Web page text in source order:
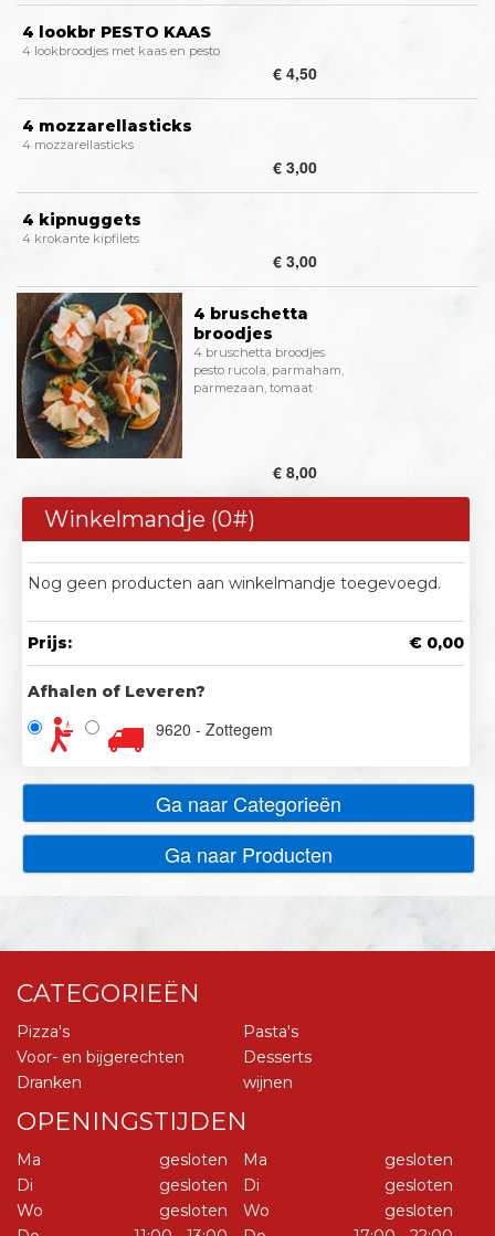
4 lookbr PESTO KAAS
4 lookbroodjes met kaas en pesto
€ 4,50
4 mozzarellasticks
4 mozzarellasticks
€ 3,00
4 kipnuggets
4 krokante kipfilets
€ 3,00
4 bruschetta
broodjes
4 bruschetta broodjes
pesto rucola, parmaham,
parmezaan, tomaat
€ 8,00
Winkelmandje (0#)
Nog geen producten aan winkelmandje toegevoegd.
Prijs: € 0,00
Afhalen of Leveren?
9620 - Zottegem
Ga naar Categorieën
Ga naar Producten
CATEGORIEËN
Pizza's
Pasta's
Voor- en bijgerechten
Desserts
Dranken
wijnen
OPENINGSTIJDEN
Ma gesloten Ma
gesloten
Di
gesloten Di
gesloten
Wo
gesloten Wo
gesloten